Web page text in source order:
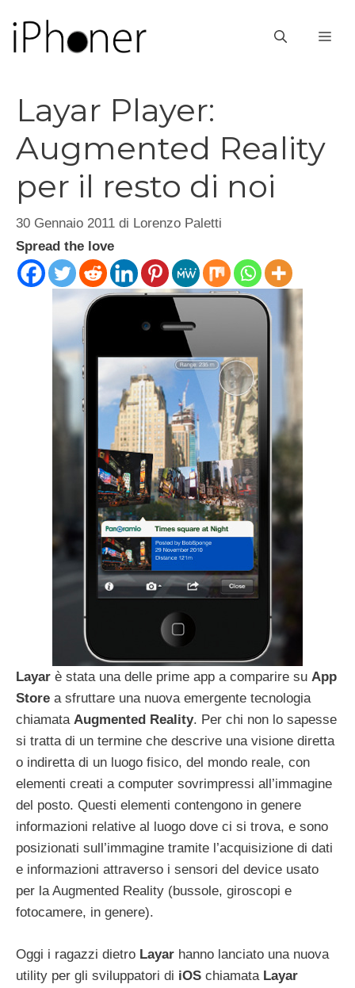
contenuto
Layar Player:
Augmented Reality
per il resto di noi
30 Gennaio 2011 di Lorenzo Paletti
Spread the love
Layar è stata una delle prime app a comparire su App
Store a sfruttare una nuova emergente tecnologia
chiamata Augmented Reality. Per chi non lo sapesse
si tratta di un termine che descrive una visione diretta
o indiretta di un luogo fisico, del mondo reale, con
elementi creati a computer sovrimpressi all’immagine
del posto. Questi elementi contengono in genere
informazioni relative al luogo dove ci si trova, e sono
posizionati sull’immagine tramite l’acquisizione di dati
e informazioni attraverso i sensori del device usato
per la Augmented Reality (bussole, giroscopi e
fotocamere, in genere).
Oggi i ragazzi dietro Layar hanno lanciato una nuova
utility per gli sviluppatori di iOS chiamata Layar